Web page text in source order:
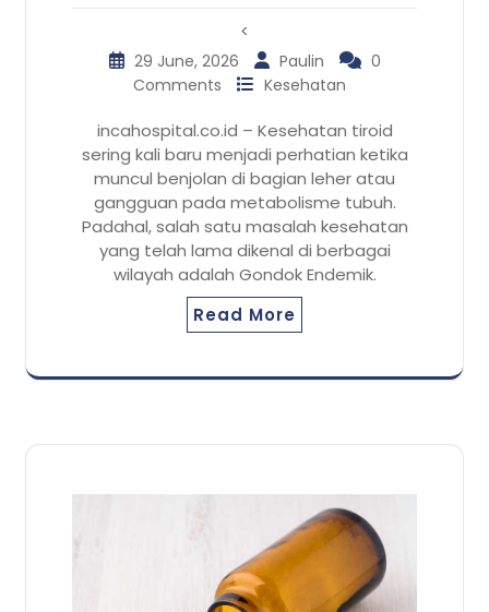
<
29 June, 2026 Paulin
0
Comments
Kesehatan
incahospital.co.id – Kesehatan tiroid
sering kali baru menjadi perhatian ketika
muncul benjolan di bagian leher atau
gangguan pada metabolisme tubuh.
Padahal, salah satu masalah kesehatan
yang telah lama dikenal di berbagai
wilayah adalah Gondok Endemik.
Read More